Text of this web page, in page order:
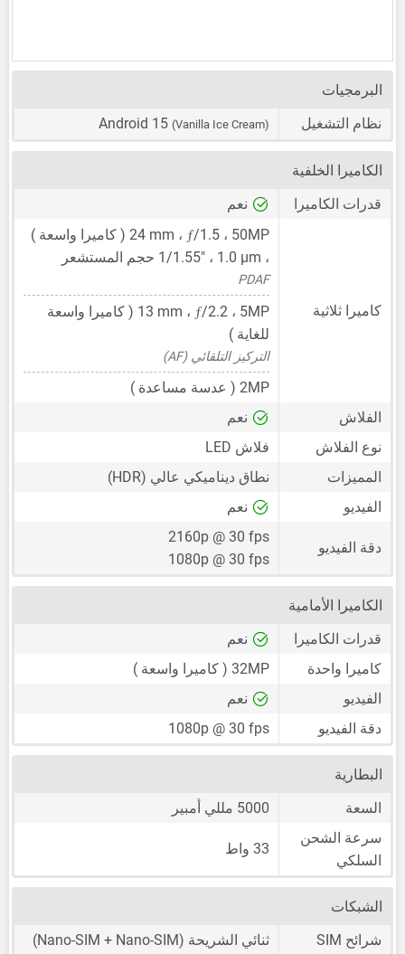
البرمجيات
نظام التشغيل
Android 15 (Vanilla Ice Cream)
الكاميرا الخلفية
قدرات الكاميرا
نعم
كاميرا ثلاثية
50MP ، ƒ/1.5 ، 24 mm ( كاميرا واسعة )
، 1.0 μm ، 1/1.55" حجم المستشعر
PDAF
5MP ، ƒ/2.2 ، 13 mm ( كاميرا واسعة
للغاية )
التركيز التلقائي (AF)
2MP ( عدسة مساعدة )
الفلاش
نعم
نوع الفلاش
فلاش LED
المميزات
نطاق ديناميكي عالي (HDR)
الفيديو
نعم
دقة الفيديو
2160p @ 30 fps
1080p @ 30 fps
الكاميرا الأمامية
قدرات الكاميرا
نعم
كاميرا واحدة
32MP ( كاميرا واسعة )
الفيديو
نعم
دقة الفيديو
1080p @ 30 fps
البطارية
السعة
5000 مللي أمبير
سرعة الشحن
السلكي
33 واط
الشبكات
شرائح SIM
ثنائي الشريحة (Nano-SIM + Nano-SIM)